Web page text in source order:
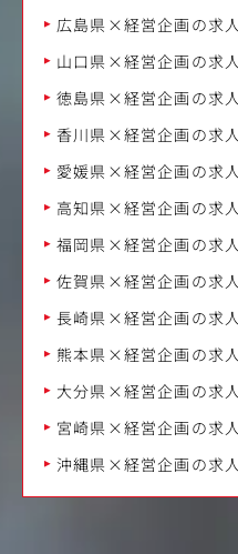
広島県×経営企画の求人
山口県×経営企画の求人
徳島県×経営企画の求人
香川県×経営企画の求人
愛媛県×経営企画の求人
高知県×経営企画の求人
福岡県×経営企画の求人
佐賀県×経営企画の求人
長崎県×経営企画の求人
熊本県×経営企画の求人
大分県×経営企画の求人
宮崎県×経営企画の求人
沖縄県×経営企画の求人